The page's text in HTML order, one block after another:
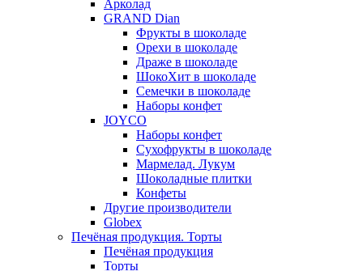
Арколад
GRAND Dian
Фрукты в шоколаде
Орехи в шоколаде
Драже в шоколаде
ШокоХит в шоколаде
Семечки в шоколаде
Наборы конфет
JOYCO
Наборы конфет
Сухофрукты в шоколаде
Мармелад. Лукум
Шоколадные плитки
Конфеты
Другие производители
Globex
Печёная продукция. Торты
Печёная продукция
Торты